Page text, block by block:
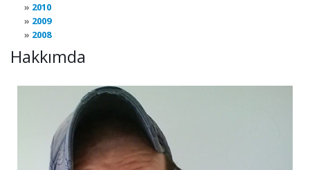
2010
2009
2008
Hakkımda